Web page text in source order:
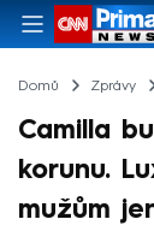
Domů Zprávy
Camilla
korunu.
mužům